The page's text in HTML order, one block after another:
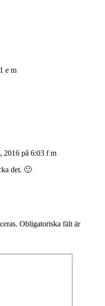
e m
2016 på 6:03 f m
det. 🙂
Obligatoriska fält är